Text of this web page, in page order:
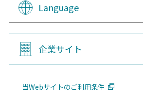
Language
企業サイト
当Webサイトのご利用条件